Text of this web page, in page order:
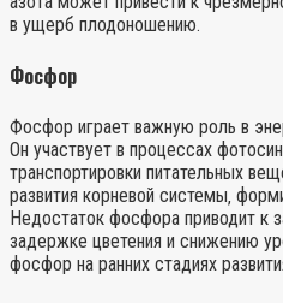
в ущерб плодоношению.
Фосфор
Фосфор играет важную роль в
Он участвует в процессах
транспортировки питательных
развития корневой системы‚
Недостаток фосфора приводит к
задержке цветения и снижению
фосфор на ранних стадиях